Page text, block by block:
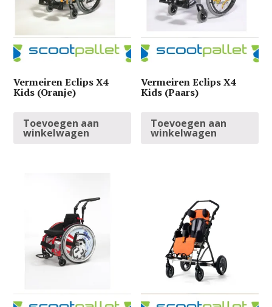
Vermeiren Eclips X4
Kids (Oranje)
Toevoegen aan
winkelwagen
Vermeiren Eclips X4
Kids (Paars)
Toevoegen aan
winkelwagen